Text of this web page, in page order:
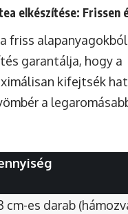
elkészítése: Frissen
friss alapanyagokból
garantálja, hogy a
kifejtsék
a
cm-es darab